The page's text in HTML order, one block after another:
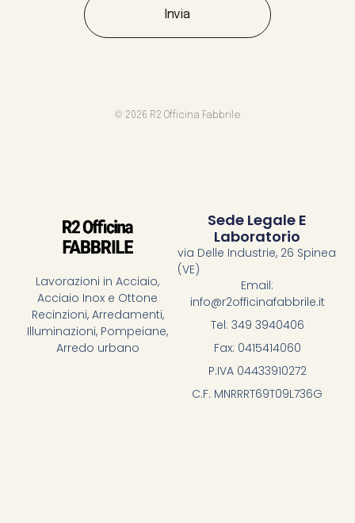
Invia
© 2026 R2 Officina Fabbrile
Lavorazioni in Acciaio,
Acciaio Inox e Ottone
Recinzioni, Arredamenti,
Illuminazioni, Pompeiane,
Arredo urbano
Sede Legale E
Laboratorio
via Delle Industrie, 26 Spinea
(VE)
Email:
info@r2officinafabbrile.it
Tel: 349 3940406
Fax: 0415414060
P.IVA 04433910272
C.F. MNRRRT69T09L736G